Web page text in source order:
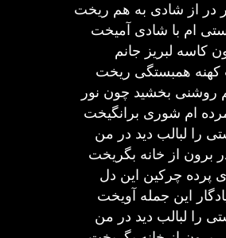
در از شادی به هم ریخت
ام با شادی آمیخت
کاسه لبریز جانم
همبستگی ریخت
روشنی بخشید چون نور
ام شوری برانگیخت
را لبالب دید در من
برون از خانه بگریخت
پرده چرکین این دل
این جمله آویخت
را لبالب دید در من